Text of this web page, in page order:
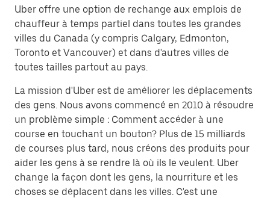
Uber offre une option de rechange aux emplois de
chauffeur à temps partiel dans toutes les grandes
villes du Canada (y compris Calgary, Edmonton,
Toronto et Vancouver) et dans d'autres villes de
toutes tailles partout au pays.
La mission d'Uber est de améliorer les déplacements
des gens. Nous avons commencé en 2010 à résoudre
un problème simple : Comment accéder à une
course en touchant un bouton? Plus de 15 milliards
de courses plus tard, nous créons des produits pour
aider les gens à se rendre là où ils le veulent. Uber
change la façon dont les gens, la nourriture et les
choses se déplacent dans les villes. C'est une